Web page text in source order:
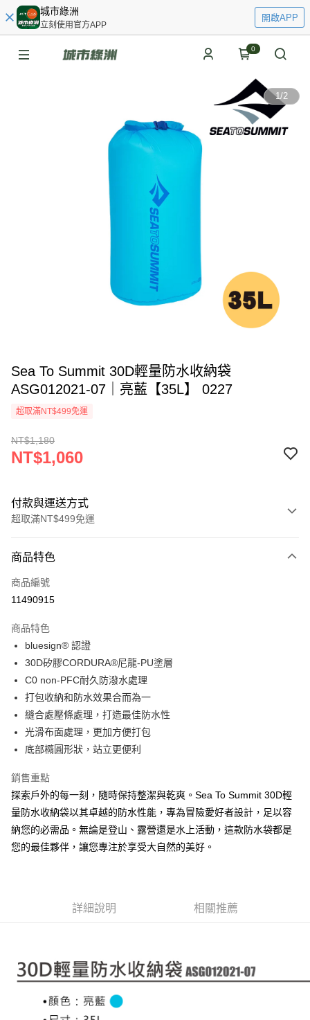
城市綠洲
立刻使用官方APP
開啟APP
0
1/2
Sea To Summit 30D輕量防水收納袋
ASG012021-07｜亮藍【35L】 0227
超取滿NT$499免運
NT$1,180
NT$1,060
付款與運送方式
超取滿NT$499免運
信用卡一次付款
超商取貨付款
Apple Pay
街口支付
悠遊付
Google Pay
全盈+PAY
【關於「AFTEE先享後付」】
AFTEE先享後付是「在收到商品之後才付款」的支付方式。 讓您購物簡單
便利好安心！
１．簡單：不需註冊會員、不需綁卡、不需儲值。
２．便利：只要手機號碼，簡訊認證，即可結帳。
１．於結帳方式選擇「AFTEE先享後付」後，將跳轉至「AFTEE先享後付」
結帳頁面，進行簡訊認證並確認金額後，即可完成結帳。
※ 請注意：結帳手續完成當下不需立刻繳費，但若您需要取消訂單，請聯絡
購買商品的店家。未經商家同意取消之訂單仍視為有效，需透過AFTEE先享
※ 交易是否成功請以「AFTEE先享後付 」之結帳頁面顯示為準，若有關於
是否繳費成功／繳費後需取消欲退款等相關疑問，請聯繫「AFTEE先享後付
ATM付款
每筆NT$60，滿NT$499(含以上)免運費
每筆NT$60，滿NT$799(含以上)免運費
宅配
每筆NT$100，滿NT$799(含以上)免運費
商品特色
商品編號
11490915
商品特色
bluesign® 認證
30D矽膠CORDURA®尼龍-PU塗層
C0 non-PFC耐久防潑水處理
打包收納和防水效果合而為一
縫合處壓條處理，打造最佳防水性
光滑布面處理，更加方便打包
底部橢圓形狀，站立更便利
銷售重點
探索戶外的每一刻，隨時保持整潔與乾爽。Sea To Summit 30D輕
量防水收納袋以其卓越的防水性能，專為冒險愛好者設計，足以容
納您的必需品。無論是登山、露營還是水上活動，這款防水袋都是
您的最佳夥伴，讓您專注於享受大自然的美好。
詳細說明 相關推薦